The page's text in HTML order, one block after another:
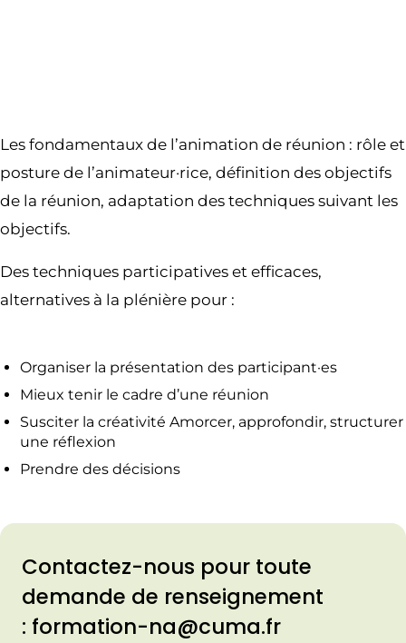
Les fondamentaux de l’animation de réunion : rôle et
posture de l’animateur·rice, définition des objectifs
de la réunion, adaptation des techniques suivant les
objectifs.
Des techniques participatives et efficaces,
alternatives à la plénière pour :
Organiser la présentation des participant·es
Mieux tenir le cadre d’une réunion
Susciter la créativité Amorcer, approfondir, structurer
une réflexion
Prendre des décisions
Contactez-nous pour toute
demande de renseignement
: formation-na@cuma.fr